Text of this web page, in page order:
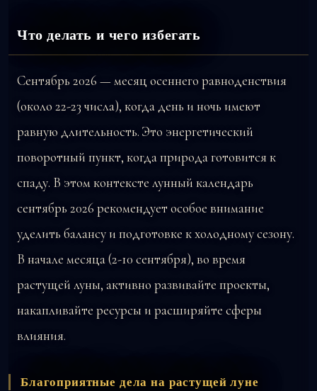
Что делать и чего избегать
Сентябрь 2026 — месяц осеннего равноденствия
(около 22-23 числа), когда день и ночь имеют
равную длительность. Это энергетический
поворотный пункт, когда природа готовится к
спаду. В этом контексте лунный календарь
сентябрь 2026 рекомендует особое внимание
уделить балансу и подготовке к холодному сезону.
В начале месяца (2-10 сентября), во время
растущей луны, активно развивайте проекты,
накапливайте ресурсы и расширяйте сферы
влияния.
Благоприятные дела на растущей луне